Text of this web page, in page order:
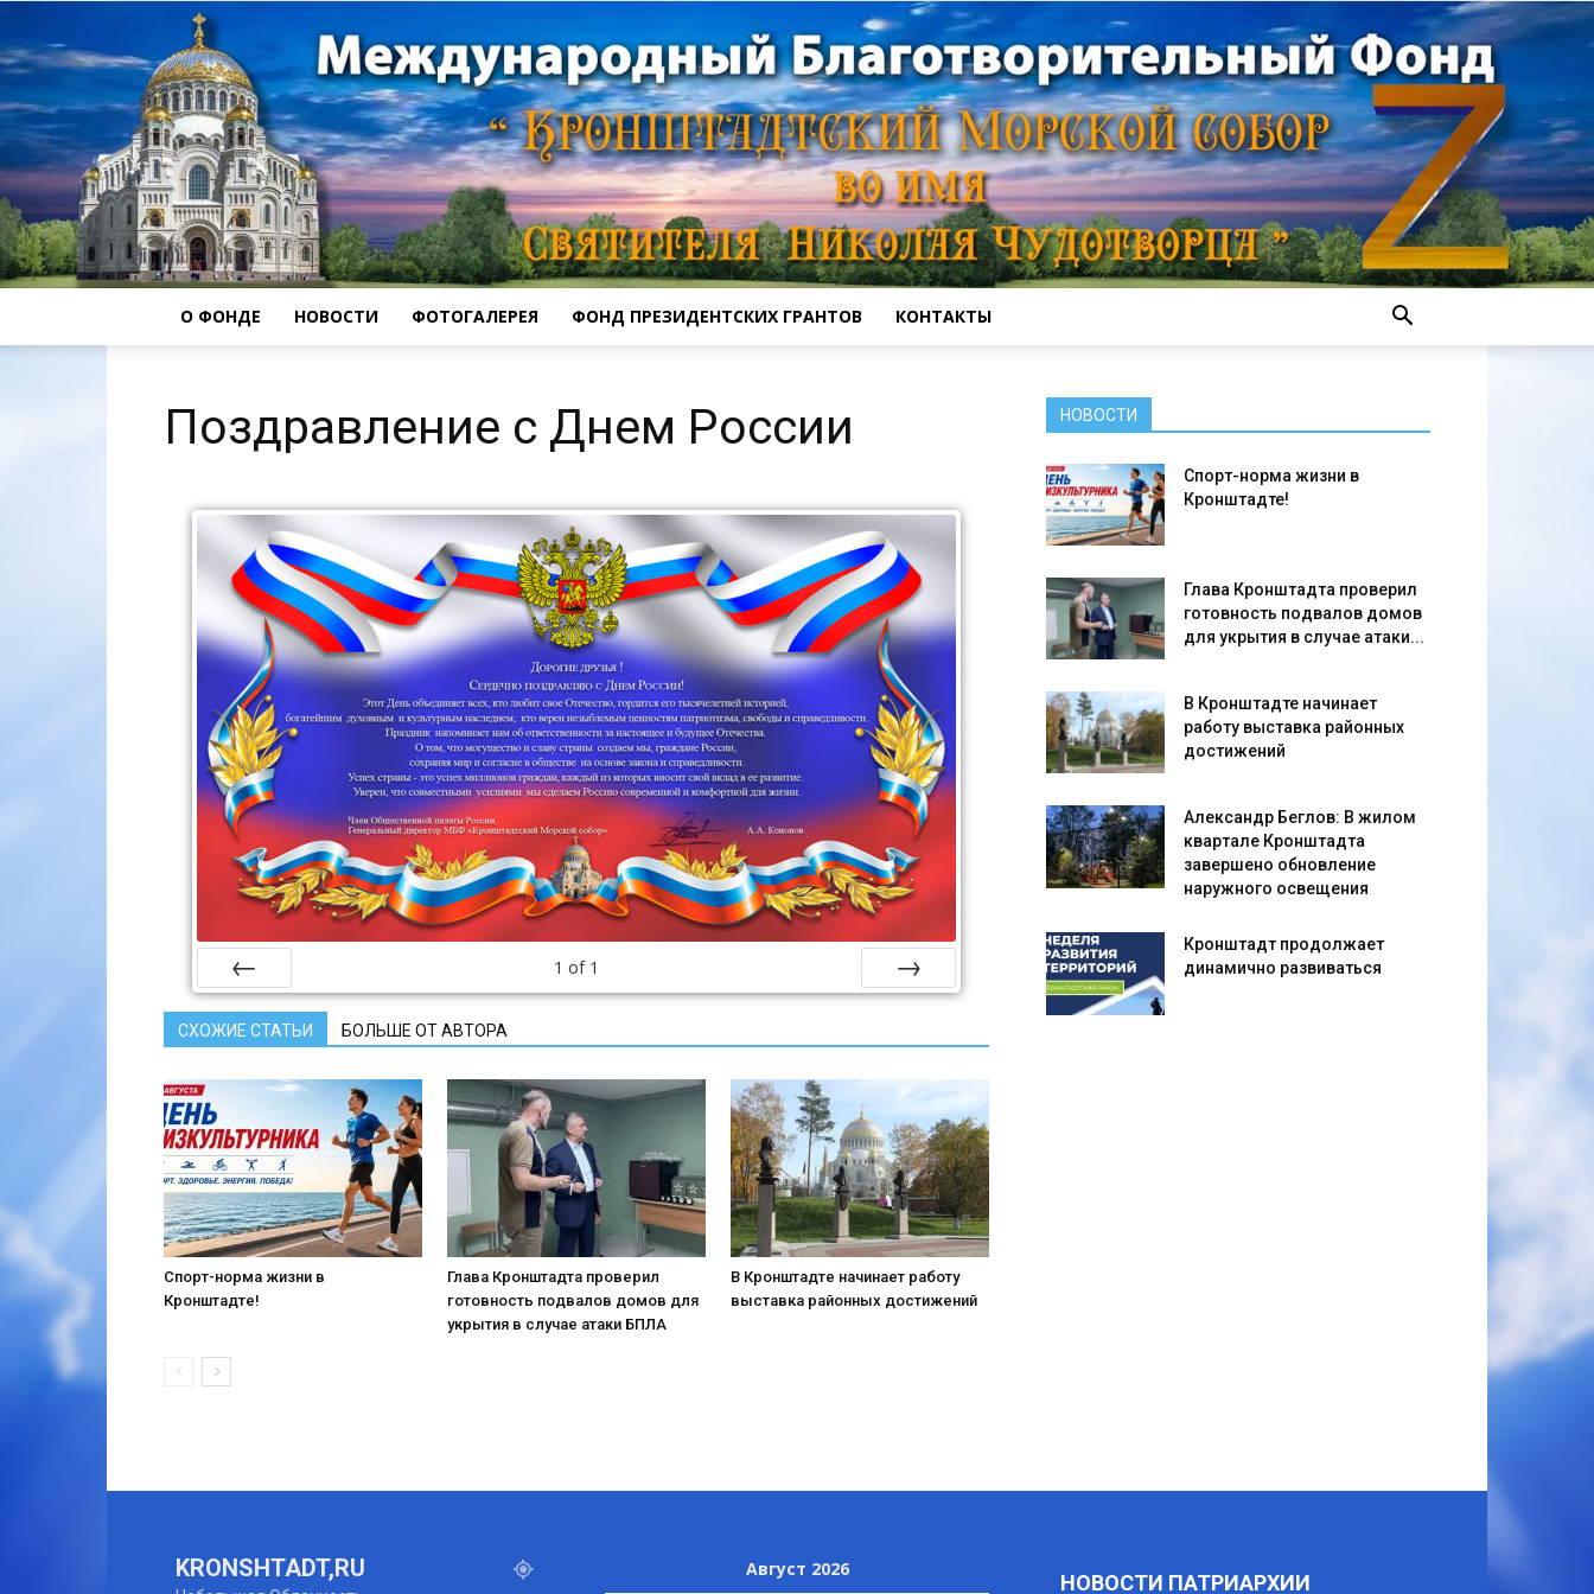
Морской
собор
О ФОНДЕ НОВОСТИ ФОТОГАЛЕРЕЯ ФОНД ПРЕЗИДЕНТСКИХ ГРАНТОВ КОНТАКТЫ
Поздравление с Днем России
Prev
1 of 1
СХОЖИЕ СТАТЬИ БОЛЬШЕ ОТ АВТОРА
Спорт-норма жизни в
Кронштадте!
Глава Кронштадта проверил
готовность подвалов домов для
укрытия в случае атаки БПЛА
В Кронштадте начинает работу
выставка районных достижений
НОВОСТИ
Спорт-норма жизни в
Кронштадте!
Глава Кронштадта проверил
готовность подвалов домов
для укрытия в случае атаки...
В Кронштадте начинает
работу выставка районных
достижений
Александр Беглов: В жилом
квартале Кронштадта
завершено обновление
наружного освещения
Кронштадт продолжает
динамично развиваться
KRONSHTADT,RU Август 2026
НОВОСТИ ПАТРИАРХИИ